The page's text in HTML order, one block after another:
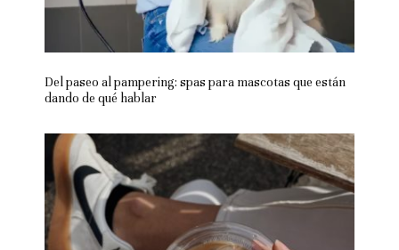
Del paseo al pampering: spas para mascotas que están
dando de qué hablar